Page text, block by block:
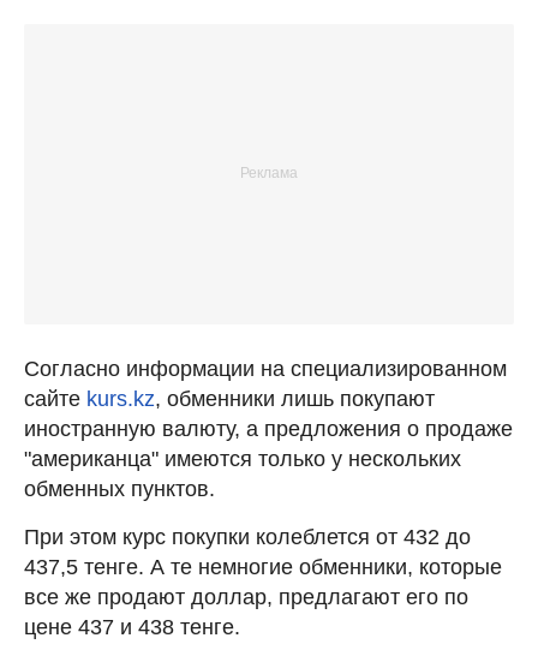
Согласно информации на специализированном
сайте kurs.kz, обменники лишь покупают
иностранную валюту, а предложения о продаже
"американца" имеются только у нескольких
обменных пунктов.
При этом курс покупки колеблется от 432 до
437,5 тенге. А те немногие обменники, которые
все же продают доллар, предлагают его по
цене 437 и 438 тенге.